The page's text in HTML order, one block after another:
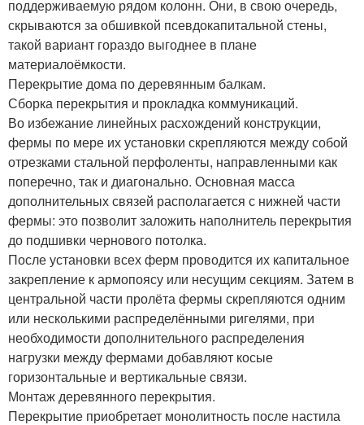
поддерживаемую рядом колонн. Они, в свою очередь,
скрываются за обшивкой псевдокапитальной стены,
такой вариант гораздо выгоднее в плане
материалоёмкости.
Перекрытие дома по деревянным балкам.
Сборка перекрытия и прокладка коммуникаций.
Во избежание линейных расхождений конструкции,
фермы по мере их установки скрепляются между собой
отрезками стальной перфоленты, направленными как
поперечно, так и диагонально. Основная масса
дополнительных связей располагается с нижней части
фермы: это позволит заложить наполнитель перекрытия
до подшивки чернового потолка.
После установки всех ферм проводится их капитальное
закрепление к армопоясу или несущим секциям. Затем в
центральной части пролёта фермы скрепляются одним
или несколькими распределёнными ригелями, при
необходимости дополнительного распределения
нагрузки между фермами добавляют косые
горизонтальные и вертикальные связи.
Монтаж деревянного перекрытия.
Перекрытие приобретает монолитность после настила